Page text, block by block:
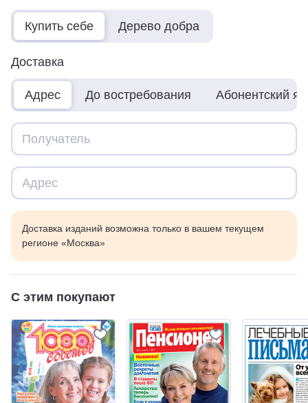
Купить себе Дерево добра
Доставка
Адрес До востребования Абонентский
Доставка изданий возможна только в вашем текущем
регионе «Москва»
С этим покупают